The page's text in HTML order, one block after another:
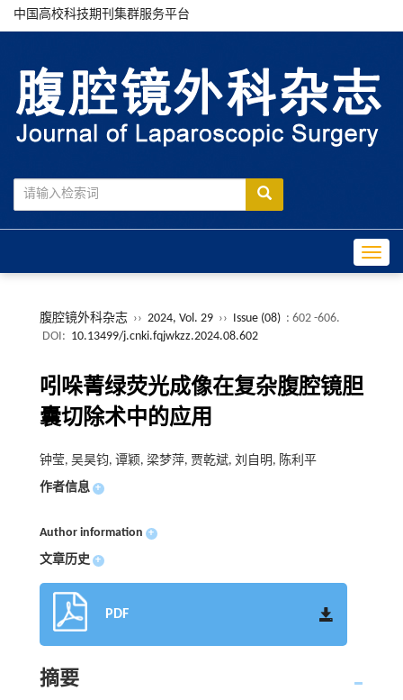
中国高校科技期刊集群服务平台
腹腔镜外科杂志 ›› 2024, Vol. 29 ›› Issue (08) : 602 -606.
DOI: 10.13499/j.cnki.fqjwkzz.2024.08.602
吲哚菁绿荧光成像在复杂腹腔镜胆
囊切除术中的应用
钟莹, 吴昊钧, 谭颖, 梁梦萍, 贾乾斌, 刘自明, 陈利平
作者信息 +
Author information +
文章历史 +
PDF
摘要